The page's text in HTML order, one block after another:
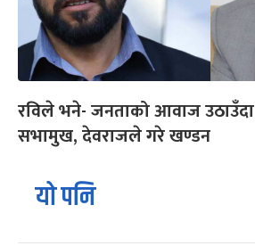
रविले भने- जनताको आवाज
सभामुख, देवराजले गरे खण्डन
यो पनि